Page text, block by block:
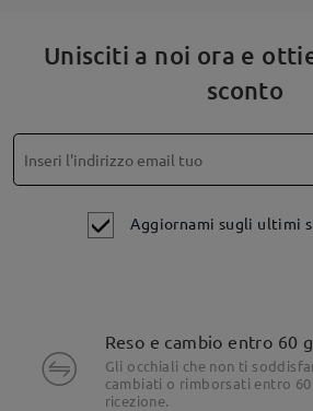
Unisciti a noi ora e
sconto
Aggiornami sugli ultimi
Reso e cambio entro 60
Gli occhiali che non ti
cambiati o rimborsati entro
ricezione.